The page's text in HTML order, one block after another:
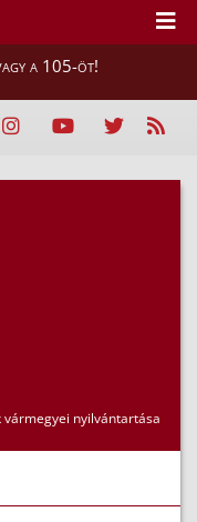
a 105-öt!
nyilvántartása